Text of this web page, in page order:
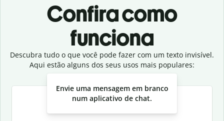
Confira como
funciona
Descubra tudo o que você pode fazer com um texto invisível.
Aqui estão alguns dos seus usos mais populares:
Envie uma mensagem em branco
num aplicativo de chat.